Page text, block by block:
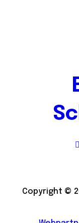
Copyright ©